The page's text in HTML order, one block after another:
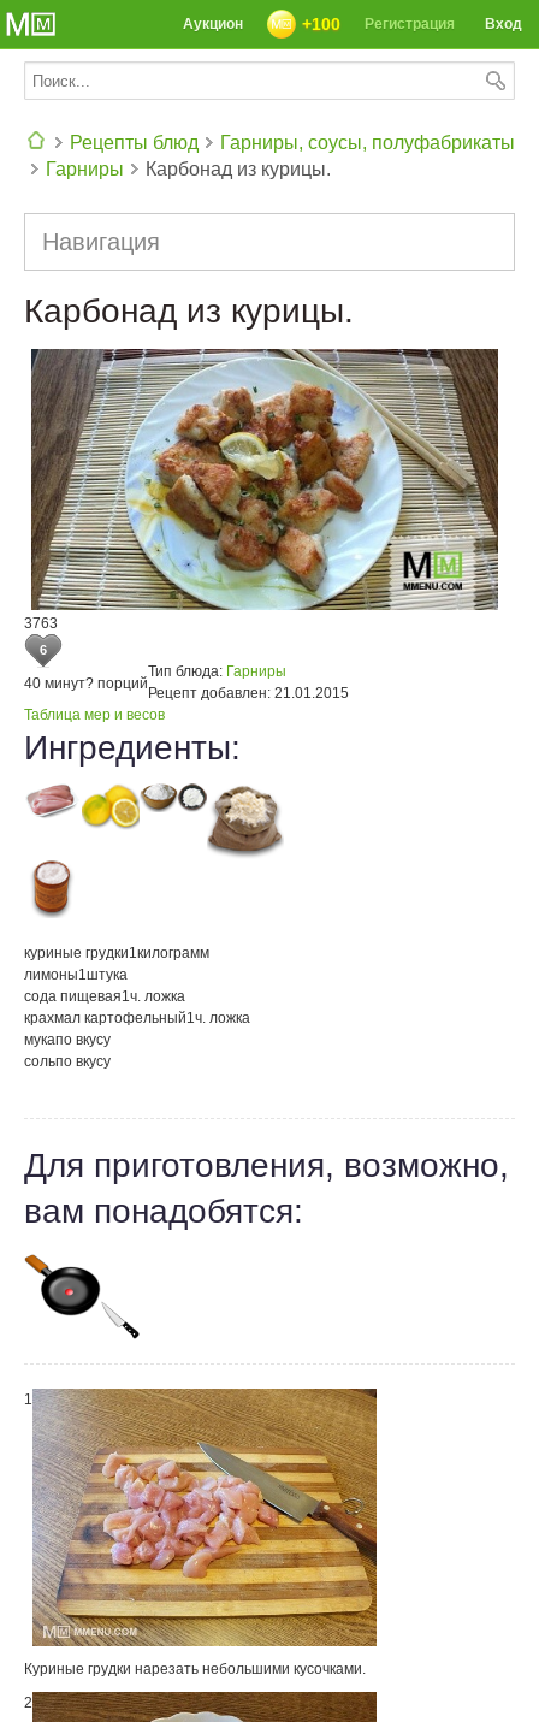
Вход
Регистрация
+100
Аукцион
Рецепты блюд
Гарниры, соусы, полуфабрикаты
Гарниры
Карбонад из курицы.
Навигация
Карбонад из курицы.
3763
6
40 минут? порций
Тип блюда: Гарниры
Рецепт добавлен: 21.01.2015
Таблица мер и весов
Ингредиенты:
куриные грудки1килограмм
лимоны1штука
сода пищевая1ч. ложка
крахмал картофельный1ч. ложка
мукапо вкусу
сольпо вкусу
Для приготовления, возможно,
вам понадобятся:
1
Куриные грудки нарезать небольшими кусочками.
2